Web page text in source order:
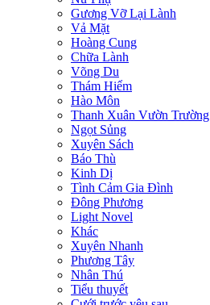
Gương Vỡ Lại Lành
Vả Mặt
Hoàng Cung
Chữa Lành
Võng Du
Thám Hiểm
Hào Môn
Thanh Xuân Vườn Trường
Ngọt Sủng
Xuyên Sách
Báo Thù
Kinh Dị
Tình Cảm Gia Đình
Đông Phương
Light Novel
Khác
Xuyên Nhanh
Phương Tây
Nhân Thú
Tiểu thuyết